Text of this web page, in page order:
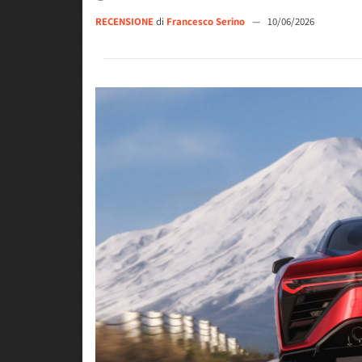
RECENSIONEdi Francesco Serino — 10/06/2026